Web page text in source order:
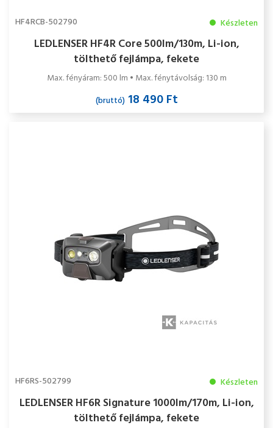
HF4RCB-502790 Készleten
LEDLENSER HF4R Core 500lm/130m, Li-ion,
tölthető fejlámpa, fekete
Max. fényáram: 500 lm • Max. fénytávolság: 130 m
(bruttó)18 490 Ft
HF6RS-502799 Készleten
LEDLENSER HF6R Signature 1000lm/170m, Li-ion,
tölthető fejlámpa, fekete